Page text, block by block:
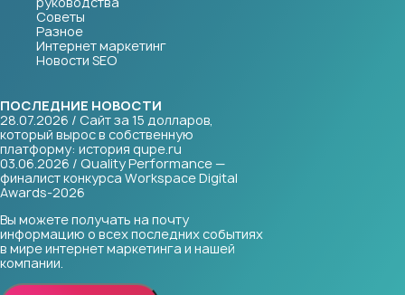
Советы
Разное
Интернет маркетинг
Новости SEO
ПОСЛЕДНИЕ НОВОСТИ
28.07.2026 / Сайт за 15 долларов,
который вырос в собственную
платформу: история qupe.ru
03.06.2026 / Quality Performance —
финалист конкурса Workspace Digital
Awards-2026
Вы можете получать на почту
информацию о всех последних событиях
в мире интернет маркетинга и нашей
компании.